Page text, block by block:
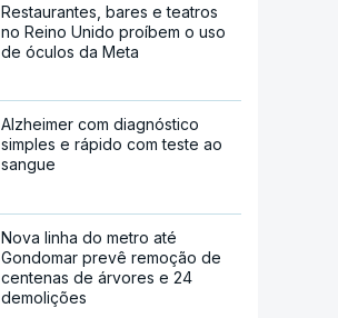
Restaurantes, bares e teatros
no Reino Unido proíbem o uso
de óculos da Meta
Alzheimer com diagnóstico
simples e rápido com teste ao
sangue
Nova linha do metro até
Gondomar prevê remoção de
centenas de árvores e 24
demolições